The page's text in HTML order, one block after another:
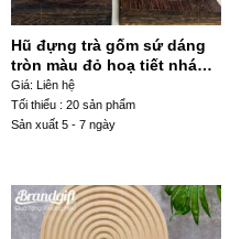
Hũ đựng trà gốm sứ dáng
tròn màu đỏ hoạ tiết nhánh
đào HDT- 09
Giá: Liên hệ
Tối thiểu : 20 sản phẩm
Sản xuất 5 - 7 ngày